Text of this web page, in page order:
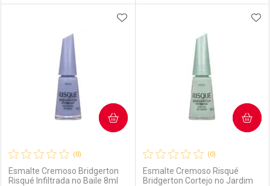
Laboratório
Por Menos Laboratório
Por Menos
(0)
Esmalte Cremoso Bridgerton
Risqué Infiltrada no Baile 8ml
ADICIONAR AOS FAVORITOS
COMPRAR
(0)
Esmalte Cremoso Risqué
Bridgerton Cortejo no Jardim
COMPRAR